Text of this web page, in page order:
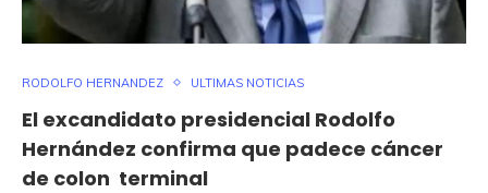
RODOLFO HERNANDEZ ULTIMAS NOTICIAS
El excandidato presidencial Rodolfo
Hernández confirma que padece cáncer
de colon terminal